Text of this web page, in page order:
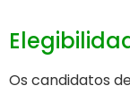
Os candidatos